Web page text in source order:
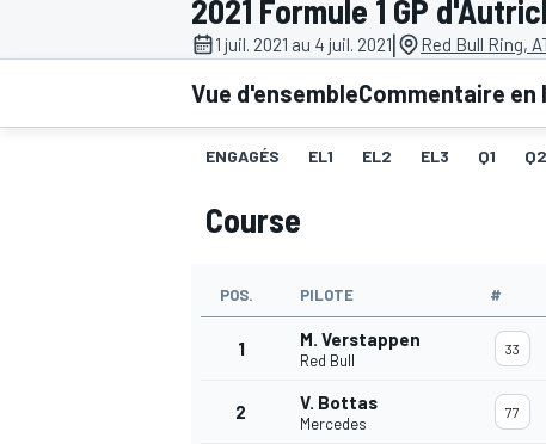
2021 Formule 1 GP
1 juil. 2021 au 4 juil. 2021| Red Bull Ring,
Vue d'ensembleCommentaire en
ENGAGÉS EL1 EL2 EL3 Q1 Q2
Course
POS. PILOTE #
1 M. Verstappen
Red Bull
33
2 V. Bottas
Mercedes
77